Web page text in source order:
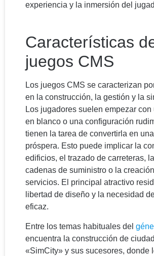
experiencia y la inmersión del
Características
juegos CMS
Los juegos CMS se caracterizan
en la construcción, la gestión y la
Los jugadores suelen empezar con
en blanco o una configuración
tienen la tarea de convertirla en
próspera. Esto puede implicar la
edificios, el trazado de carreteras,
cadenas de suministro o la
servicios. El principal atractivo
libertad de diseño y la necesidad
eficaz.
Entre los temas habituales del
encuentra la construcción de
«SimCity» y sus sucesores, donde